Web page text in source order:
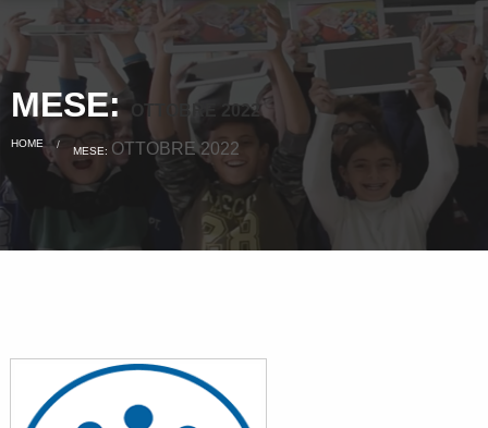
MESE: OTTOBRE 2022
HOME CURRENT:
MESE: OTTOBRE 2022